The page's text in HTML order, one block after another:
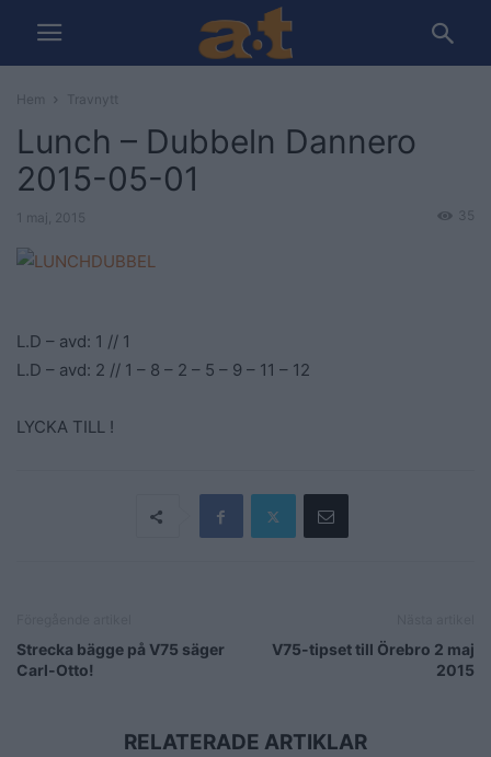
Hem Travnytt
Lunch – Dubbeln Dannero
2015-05-01
1 maj, 2015 35
L.D – avd: 1 // 1
L.D – avd: 2 // 1 – 8 – 2 – 5 – 9 – 11 – 12
LYCKA TILL !
Strecka bägge på V75 säger
Carl-Otto!
V75-tipset till Örebro 2 maj
2015
RELATERADE ARTIKLAR